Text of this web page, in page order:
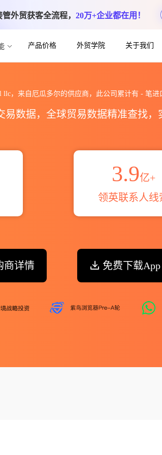
外贸获客全流程， 20万+企业都在用！
产品价格 外贸学院 关于我们
llc，来自厄瓜多尔的供应商，此公司累计有 -笔进
易数据，全球贸易数据精准查找
3.9亿+
领英联系人线
商详情 免费下载App